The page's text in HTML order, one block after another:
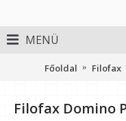
MENÜ
Főoldal Filofax
Filofax Domino